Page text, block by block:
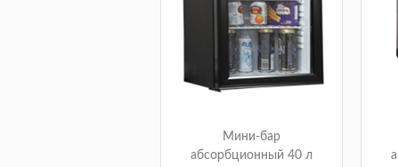
Мини-бар
абсорбционный 40 л